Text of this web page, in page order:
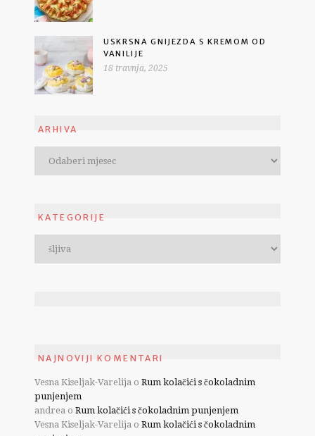
USKRSNA GNIJEZDA S KREMOM OD
VANILIJE
18 travnja, 2025
ARHIVA
KATEGORIJE
NAJNOVIJI KOMENTARI
Vesna Kiseljak-Varelija o Rum kolačići s čokoladnim
punjenjem
andrea o Rum kolačići s čokoladnim punjenjem
Vesna Kiseljak-Varelija o Rum kolačići s čokoladnim